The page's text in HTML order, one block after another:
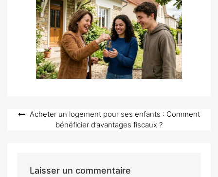
Navigation
Acheter un logement pour ses enfants : Comment
bénéficier d’avantages fiscaux ?
Laisser un commentaire